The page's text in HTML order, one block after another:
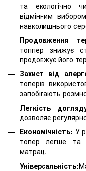
та екологічно
відмінним
навколишнього
Продовження
топпер знижує
продовжує його
Захист від
топерів
запобігають
Легкість
дозволяє
Економічність: У
топер легше та
матрац.
Універсальність: